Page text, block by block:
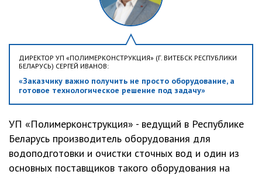
ДИРЕКТОР УП «ПОЛИМЕРКОНСТРУКЦИЯ» (Г. ВИТЕБСК РЕСПУБЛИКИ
БЕЛАРУСЬ) СЕРГЕЙ ИВАНОВ:
«Заказчику важно получить не просто оборудование, а
готовое технологическое решение под задачу»
УП «Полимерконструкция» - ведущий в Республике
Беларусь производитель оборудования для
водоподготовки и очистки сточных вод и один из
основных поставщиков такого оборудования на